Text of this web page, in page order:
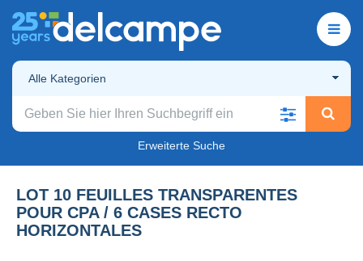
Alle Kategorien
Erweiterte Suche
LOT 10 FEUILLES TRANSPARENTES
POUR CPA / 6 CASES RECTO
HORIZONTALES